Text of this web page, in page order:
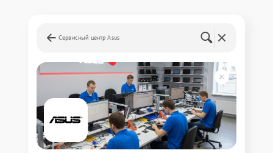
Сервисный центр Asus